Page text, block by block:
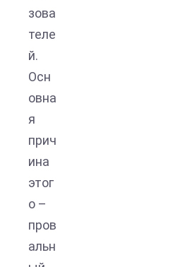
зова
теле
й.
Осн
овна
я
прич
ина
этог
о –
пров
альн